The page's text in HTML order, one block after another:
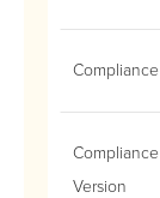
Version